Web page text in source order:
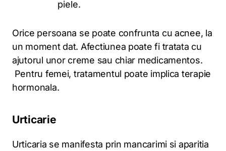
piele.
Orice persoana se poate confrunta cu acnee, la
un moment dat. Afectiunea poate fi tratata cu
ajutorul unor creme sau chiar medicamentos.
Pentru femei, tratamentul poate implica terapie
hormonala.
Urticarie
Urticaria se manifesta prin mancarimi si aparitia